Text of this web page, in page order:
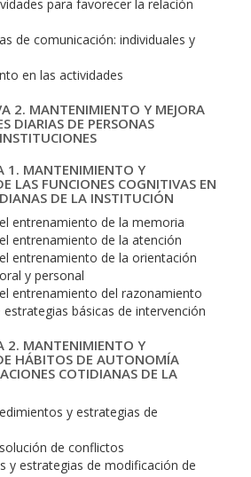
para favorecer la relación
de comunicación: individuales y
en las actividades
2. MANTENIMIENTO Y MEJORA
DIARIAS DE PERSONAS
1. MANTENIMIENTO Y
LAS FUNCIONES COGNITIVAS EN
DE LA INSTITUCIÓN
entrenamiento de la memoria
entrenamiento de la atención
entrenamiento de la orientación
y personal
entrenamiento del razonamiento
estrategias básicas de intervención
2. MANTENIMIENTO Y
HÁBITOS DE AUTONOMÍA
COTIDIANAS DE LA
y estrategias de
de conflictos
y estrategias de modificación de